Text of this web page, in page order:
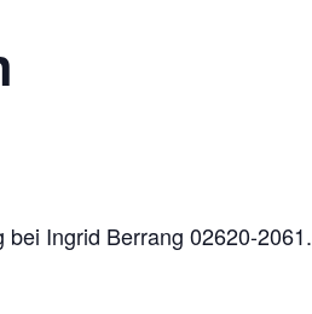
bei Ingrid Berrang 02620-2061.